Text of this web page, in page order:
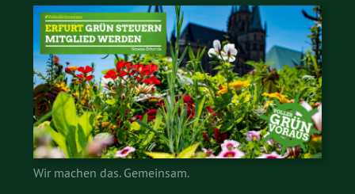
Wir machen das. Gemeinsam.